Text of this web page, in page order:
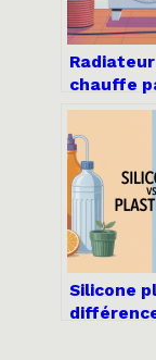
chauffe
froid :
Silicone